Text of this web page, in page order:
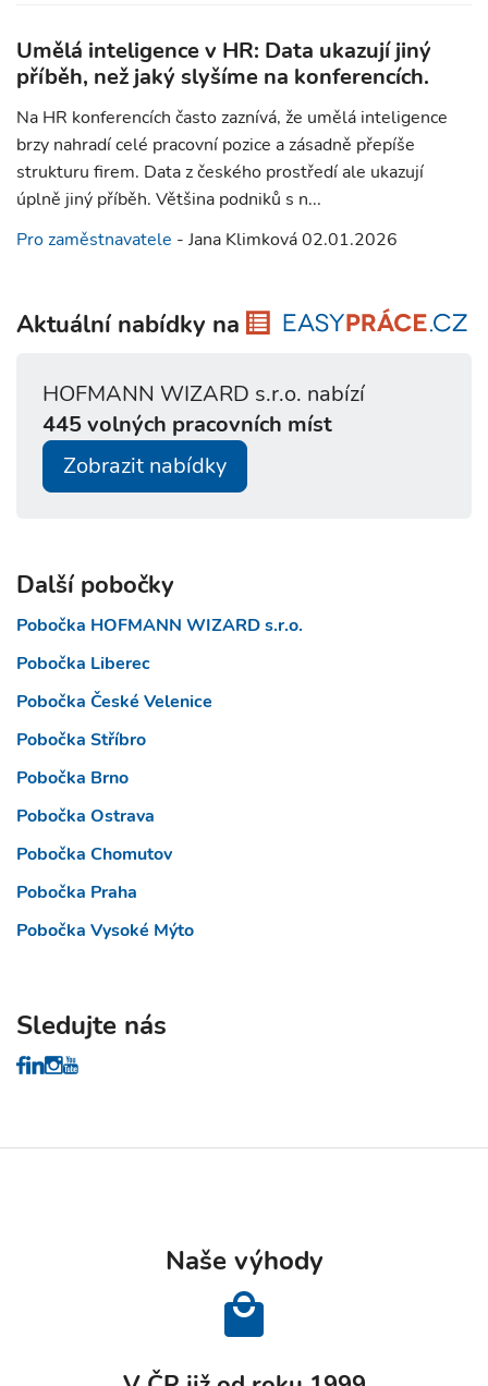
Umělá inteligence v HR: Data ukazují jiný
příběh, než jaký slyšíme na konferencích.
Na HR konferencích často zaznívá, že umělá inteligence
brzy nahradí celé pracovní pozice a zásadně přepíše
strukturu firem. Data z českého prostředí ale ukazují
úplně jiný příběh. Většina podniků s n...
Pro zaměstnavatele - Jana Klimková 02.01.2026
Aktuální nabídky na
HOFMANN WIZARD s.r.o. nabízí
445 volných pracovních míst
Zobrazit nabídky
Další pobočky
Pobočka HOFMANN WIZARD s.r.o.
Pobočka Liberec
Pobočka České Velenice
Pobočka Stříbro
Pobočka Brno
Pobočka Ostrava
Pobočka Chomutov
Pobočka Praha
Pobočka Vysoké Mýto
Sledujte nás
Naše výhody